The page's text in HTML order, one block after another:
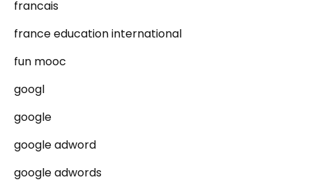
francais
france education international
fun mooc
googl
google
google adword
google adwords